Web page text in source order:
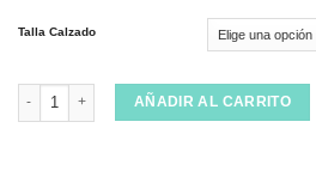
Talla Calzado
Coolway Goal FRS Red Love cantidad
AÑADIR AL CARRITO